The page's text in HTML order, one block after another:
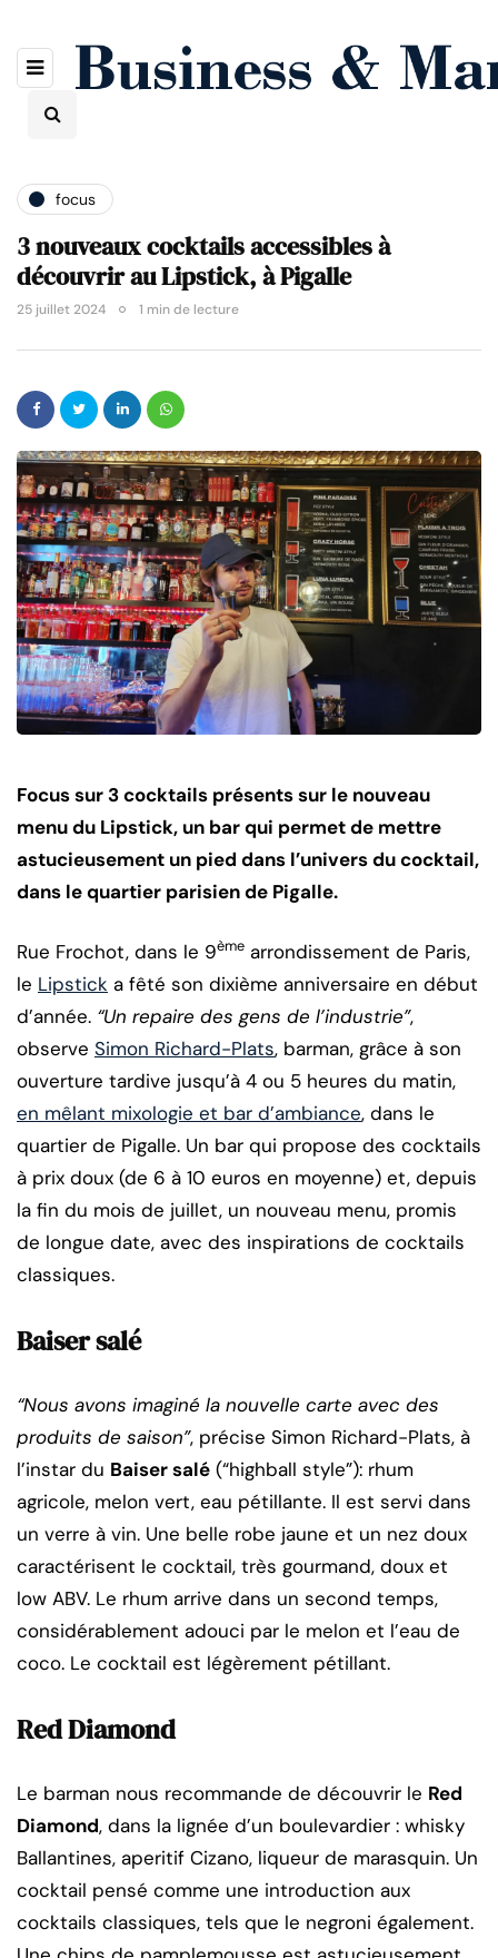
focus
3 nouveaux cocktails accessibles à
découvrir au Lipstick, à Pigalle
25 juillet 2024 1 min de lecture
Focus sur 3 cocktails présents sur le nouveau
menu du Lipstick, un bar qui permet de mettre
astucieusement un pied dans l’univers du cocktail,
dans le quartier parisien de Pigalle.
Rue Frochot, dans le 9ème arrondissement de Paris,
le Lipstick a fêté son dixième anniversaire en début
d’année. “Un repaire des gens de l’industrie”,
observe Simon Richard-Plats, barman, grâce à son
ouverture tardive jusqu’à 4 ou 5 heures du matin,
en mêlant mixologie et bar d’ambiance, dans le
quartier de Pigalle. Un bar qui propose des cocktails
à prix doux (de 6 à 10 euros en moyenne) et, depuis
la fin du mois de juillet, un nouveau menu, promis
de longue date, avec des inspirations de cocktails
classiques.
Baiser salé
“Nous avons imaginé la nouvelle carte avec des
produits de saison”, précise Simon Richard-Plats, à
l’instar du Baiser salé (“highball style”): rhum
agricole, melon vert, eau pétillante. Il est servi dans
un verre à vin. Une belle robe jaune et un nez doux
caractérisent le cocktail, très gourmand, doux et
low ABV. Le rhum arrive dans un second temps,
considérablement adouci par le melon et l’eau de
coco. Le cocktail est légèrement pétillant.
Red Diamond
Le barman nous recommande de découvrir le Red
Diamond, dans la lignée d’un boulevardier : whisky
Ballantines, aperitif Cizano, liqueur de marasquin. Un
cocktail pensé comme une introduction aux
cocktails classiques, tels que le negroni également.